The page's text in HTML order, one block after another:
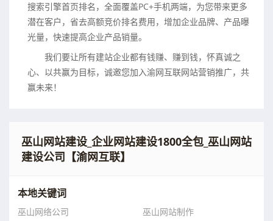
搜索引擎首页排名，全面覆盖PC+手机两端，为您带来更多
潜在客户，省去高额竞价排名费用，增加企业品牌、产品曝
光量，快速提高企业产品销量。
我们要让所有建站企业都有钱赚、赚到钱，怀真诚之
心、以共赢为目标，诚邀您加入渝网互联网站营销推广，共
赢未来！
巫山网站建设_企业网站建设1800全包_巫山网站
建设公司【渝网互联】
本地关键词
巫山网络公司
巫山网站制作